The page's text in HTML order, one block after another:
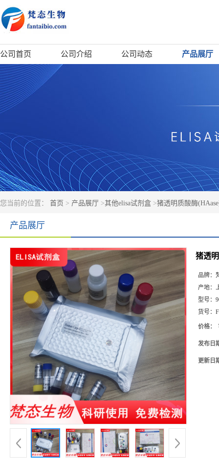
公司首页 公司介绍 公司动态 产品展厅
您当前的位置： 首页 > 产品展厅 >其他elisa试剂盒 >猪透明质酸酶
产品展厅
猪透
品牌：
产地：
型号：
货号：
价格：
发布日
更新日